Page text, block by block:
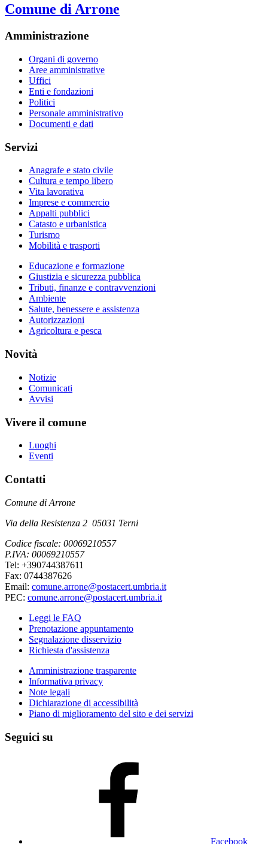
Comune di Arrone
Amministrazione
Organi di governo
Aree amministrative
Uffici
Enti e fondazioni
Politici
Personale amministrativo
Documenti e dati
Servizi
Anagrafe e stato civile
Cultura e tempo libero
Vita lavorativa
Imprese e commercio
Appalti pubblici
Catasto e urbanistica
Turismo
Mobilità e trasporti
Educazione e formazione
Giustizia e sicurezza pubblica
Tributi, finanze e contravvenzioni
Ambiente
Salute, benessere e assistenza
Autorizzazioni
Agricoltura e pesca
Novità
Notizie
Comunicati
Avvisi
Vivere il comune
Luoghi
Eventi
Contatti
Comune di Arrone
Via della Resistenza 2 05031 Terni
Codice fiscale: 00069210557
P.IVA: 00069210557
Tel: +390744387611
Fax: 0744387626
Email: comune.arrone@postacert.umbria.it
PEC: comune.arrone@postacert.umbria.it
Leggi le FAQ
Prenotazione appuntamento
Segnalazione disservizio
Richiesta d'assistenza
Amministrazione trasparente
Informativa privacy
Note legali
Dichiarazione di accessibilità
Piano di miglioramento del sito e dei servizi
Seguici su
Facebook